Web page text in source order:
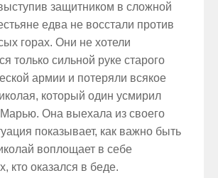
защитником в сложной
едва не восстали против
горах. Они не хотели
только сильной руке старого
армии и потеряли всякое
который один усмирил
Марью. Она выехала из своего
показывает, как важно быть
воплощает в себе
кто оказался в беде.